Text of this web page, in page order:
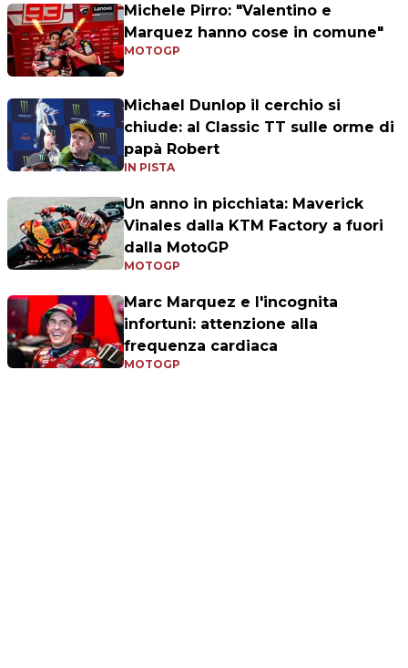
Michele Pirro: "Valentino e
Marquez hanno cose in comune"
MOTOGP
Michael Dunlop il cerchio si
chiude: al Classic TT sulle orme di
papà Robert
IN PISTA
Un anno in picchiata: Maverick
Vinales dalla KTM Factory a fuori
dalla MotoGP
MOTOGP
Marc Marquez e l'incognita
infortuni: attenzione alla
frequenza cardiaca
MOTOGP